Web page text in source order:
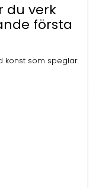
du verk
första
konst som speglar